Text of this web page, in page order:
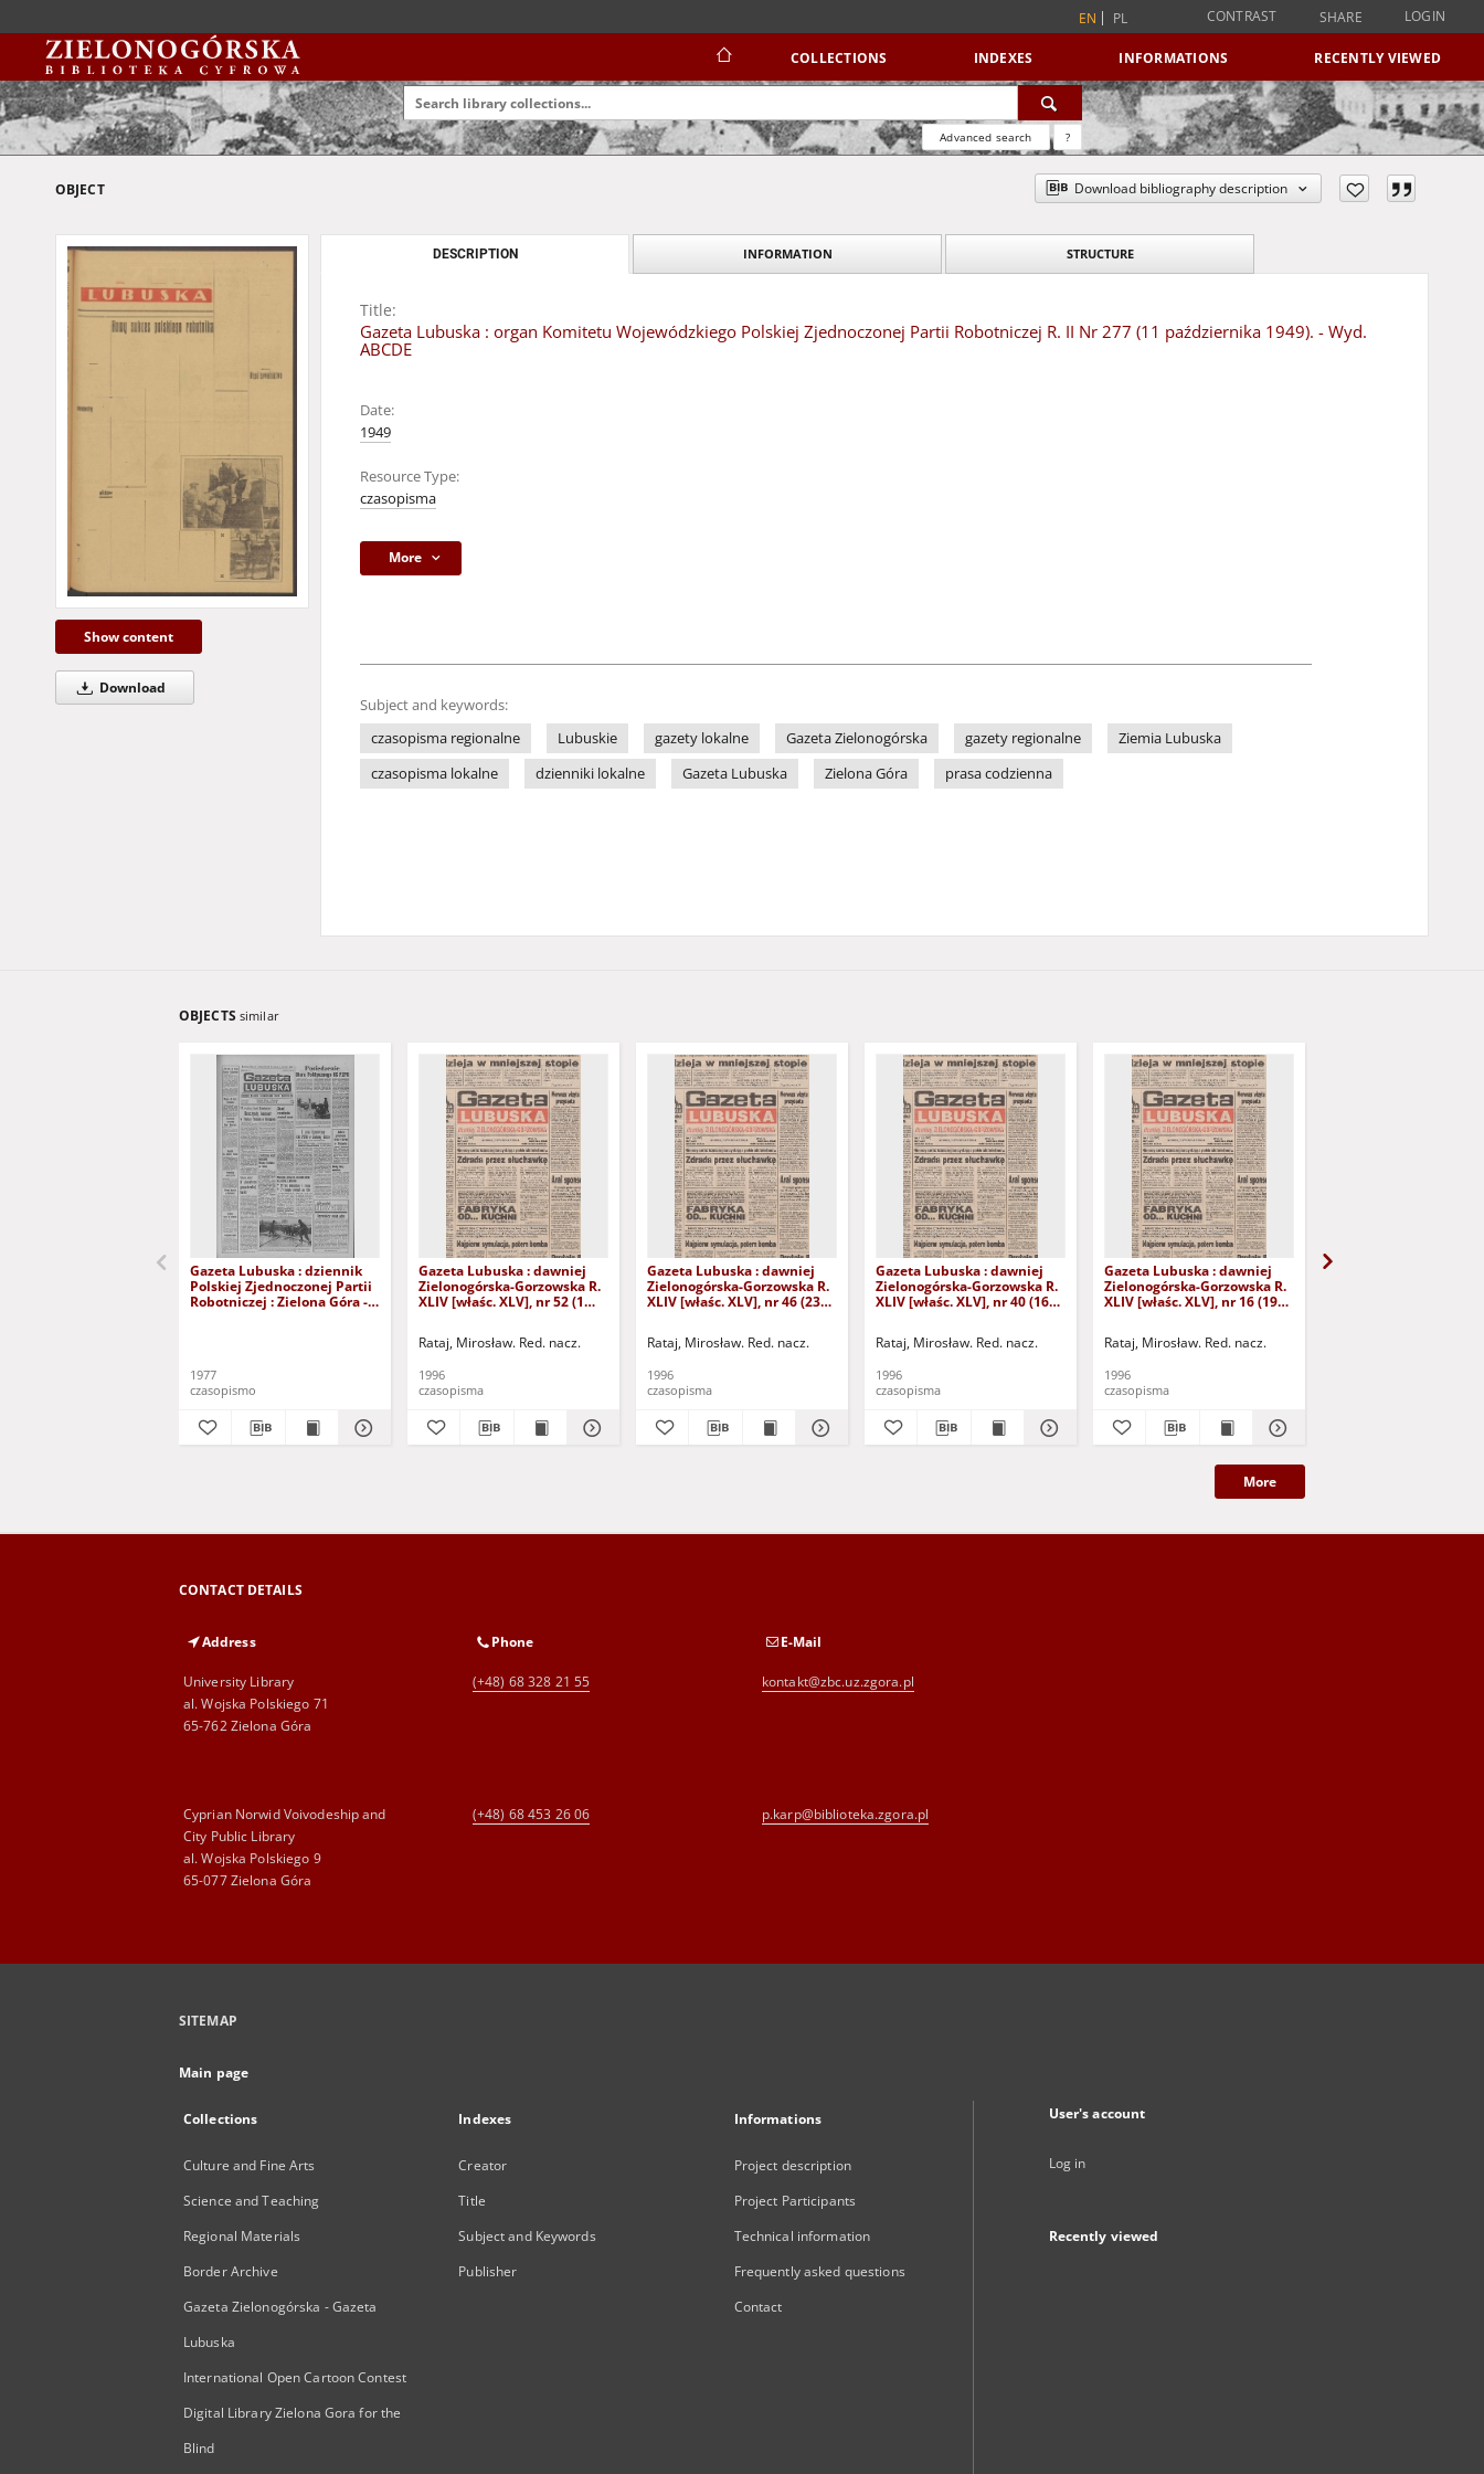
EN PL CONTRAST SHARE LOGIN
COLLECTIONS INDEXES INFORMATIONS RECENTLY VIEWED
Advanced search ?
OBJECT Download bibliography description
Show content
Download
DESCRIPTION INFORMATION STRUCTURE
Title:
Gazeta Lubuska : organ Komitetu Wojewódzkiego Polskiej Zjednoczonej Partii Robotniczej R. II Nr 277 (11 października 1949). - Wyd.
ABCDE
Date:
1949
Resource Type:
czasopisma
More
Subject and keywords:
czasopisma regionalne
Lubuskie gazety lokalne Gazeta Zielonogórska gazety regionalne
Ziemia Lubuska
czasopisma lokalne
dzienniki lokalne Gazeta Lubuska Zielona Góra prasa codzienna
OBJECTS similar
Gazeta Lubuska : dziennik
Polskiej Zjednoczonej Partii
Robotniczej : Zielona Góra -
1977
czasopismo
Gazeta Lubuska : dawniej
Zielonogórska-Gorzowska R.
XLIV [właśc. XLV], nr 52 (1
Rataj, Mirosław. Red. nacz.
1996
czasopisma
Gazeta Lubuska : dawniej
Zielonogórska-Gorzowska R.
XLIV [właśc. XLV], nr 46 (23
Rataj, Mirosław. Red. nacz.
1996
czasopisma
Gazeta Lubuska : dawniej
Zielonogórska-Gorzowska R.
XLIV [właśc. XLV], nr 40 (16
Rataj, Mirosław. Red. nacz.
1996
czasopisma
Gazeta Lubuska : dawniej
Zielonogórska-Gorzowska R.
XLIV [właśc. XLV], nr 16 (19
Rataj, Mirosław. Red. nacz.
1996
czasopisma
More
CONTACT DETAILS
Address
University Library
al. Wojska Polskiego 71
65-762 Zielona Góra
Phone
(+48) 68 328 21 55
E-Mail
kontakt@zbc.uz.zgora.pl
Cyprian Norwid Voivodeship and
City Public Library
al. Wojska Polskiego 9
65-077 Zielona Góra
(+48) 68 453 26 06 p.karp@biblioteka.zgora.pl
SITEMAP
Main page
Collections
Culture and Fine Arts
Science and Teaching
Regional Materials
Border Archive
Gazeta Zielonogórska - Gazeta
Lubuska
International Open Cartoon Contest
Digital Library Zielona Gora for the
Blind
Indexes
Creator
Title
Subject and Keywords
Publisher
Informations
Project description
Project Participants
Technical information
Frequently asked questions
Contact
User's account
Log in
Recently viewed